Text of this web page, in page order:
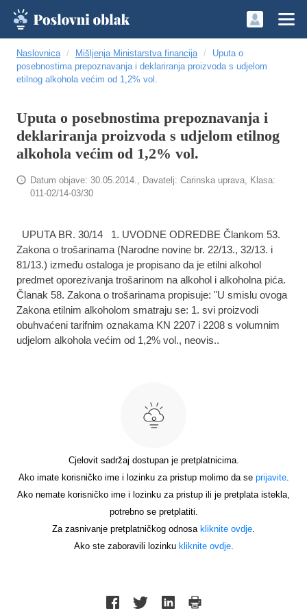
Naslovnica Mišljenja Ministarstva financija
Uputa o
posebnostima prepoznavanja i deklariranja proizvoda s udjelom
etilnog alkohola većim od 1,2% vol.
Uputa o posebnostima prepoznavanja i
deklariranja proizvoda s udjelom etilnog
alkohola većim od 1,2% vol.
Datum objave: 30.05.2014., Davatelj: Carinska uprava, Klasa:
011-02/14-03/30
UPUTA BR. 30/14 1. UVODNE ODREDBE Člankom 53.
Zakona o trošarinama (Narodne novine br. 22/13., 32/13. i
81/13.) između ostaloga je propisano da je etilni alkohol
predmet oporezivanja trošarinom na alkohol i alkoholna pića.
Članak 58. Zakona o trošarinama propisuje: "U smislu ovoga
Zakona etilnim alkoholom smatraju se: 1. svi proizvodi
obuhvaćeni tarifnim oznakama KN 2207 i 2208 s volumnim
udjelom alkohola većim od 1,2% vol., neovis..
Cjelovit sadržaj dostupan je pretplatnicima.
Ako imate korisničko ime i lozinku za pristup molimo da se prijavite.
Ako nemate korisničko ime i lozinku za pristup ili je pretplata istekla,
potrebno se pretplatiti.
Za zasnivanje pretplatničkog odnosa kliknite ovdje.
Ako ste zaboravili lozinku kliknite ovdje.